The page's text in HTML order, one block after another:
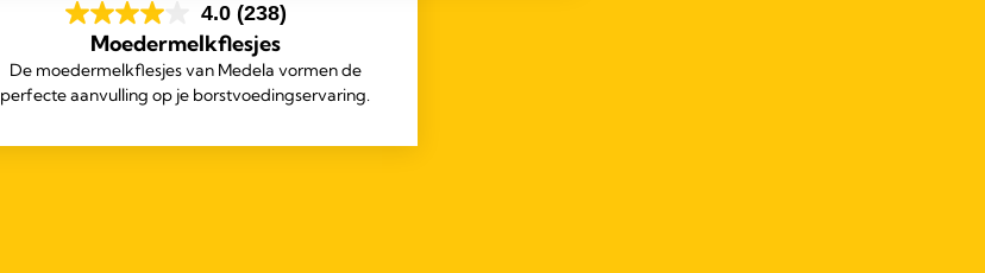
4.0 (238)
Moedermelkflesjes
De moedermelkflesjes van Medela vormen de
perfecte aanvulling op je borstvoedingservaring.